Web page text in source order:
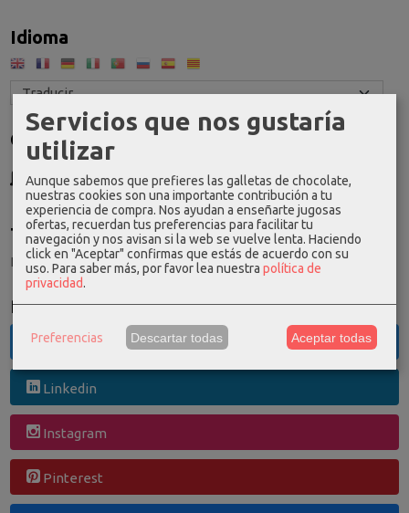
Idioma
Costes de Envío
Consultar Destinos
Tu Carrito (0)
El carrito de la compra está vacío
Redes Sociales
Twitter
Linkedin
Instagram
Pinterest
Servicios que nos gustaría
utilizar
Aunque sabemos que prefieres las galletas de chocolate,
nuestras cookies son una importante contribución a tu
experiencia de compra. Nos ayudan a enseñarte jugosas
ofertas, recuerdan tus preferencias para facilitar tu
navegación y nos avisan si la web se vuelve lenta. Haciendo
click en "Aceptar" confirmas que estás de acuerdo con su
uso. Para saber más, por favor lea nuestra política de
privacidad.
Preferencias Descartar todas Aceptar todas